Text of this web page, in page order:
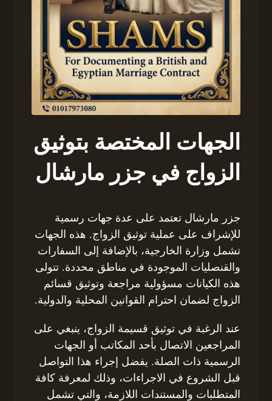
الجهات المختصة بتوثيق
الزواج في جزر مارشال
جزر مارشال تعتمد على عدة جهات رسمية
للإشراف على عملية توثيق الزواج. هذه الجهات
تشمل وزارة الخارجية، بالإضافة إلى السفارات
والقنصليات الموجودة في مناطق محددة. تتولى
هذه الكيانات مسؤولية مراجعة وتوثيق قسائم
الزواج لضمان احترام القوانين المحلية والدولية.
عند الرغبة في توثيق قسيمة الزواج، ينبغي على
المراجعين الاتصال بأحد المكاتب أو الجهات
الرسمية ذات الصلة. يفضل إجراء هذا التواصل
قبل الشروع في الاجراءات، وذلك لمعرفة كافة
المتطلبات والمستندات اللازمة، والتي تشمل